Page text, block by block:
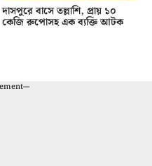
দাসপুরে বাসে তল্লাশি, প্রায় ১০
কেজি রুপোসহ এক ব্যক্তি আটক